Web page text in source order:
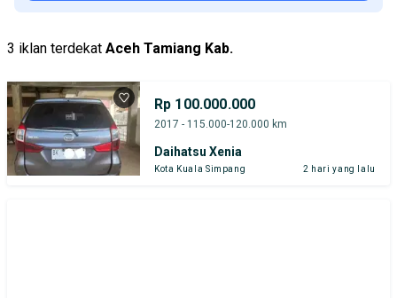
3 iklan terdekat Aceh Tamiang Kab.
Rp 100.000.000
2017 - 115.000-120.000 km
Daihatsu Xenia
Kota Kuala Simpang 2 hari yang lalu